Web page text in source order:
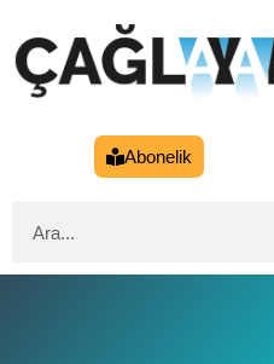
Abonelik